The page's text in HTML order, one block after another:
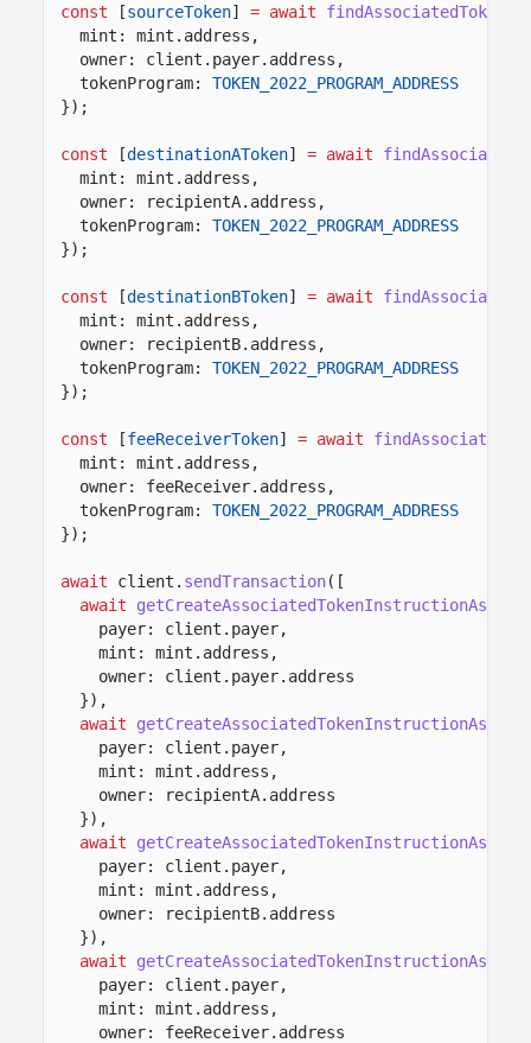
const [sourceToken] = await
mint: mint.address,
owner: client.payer.address,
tokenProgram:
TOKEN_2022_PROGRAM_ADDRESS
});
const [destinationAToken] = await
mint: mint.address,
owner: recipientA.address,
tokenProgram:
TOKEN_2022_PROGRAM_ADDRESS
});
const [destinationBToken] = await
mint: mint.address,
owner: recipientB.address,
tokenProgram:
TOKEN_2022_PROGRAM_ADDRESS
});
const [feeReceiverToken] = await
mint: mint.address,
owner: feeReceiver.address,
tokenProgram:
TOKEN_2022_PROGRAM_ADDRESS
});
await client. sendTransaction([
await
getCreateAssociatedTokenInstructionAsync
payer: client.payer,
mint: mint.address,
owner: client.payer.address
}),
await
getCreateAssociatedTokenInstructionAsync
payer: client.payer,
mint: mint.address,
owner: recipientA.address
}),
await
getCreateAssociatedTokenInstructionAsync
payer: client.payer,
mint: mint.address,
owner: recipientB.address
}),
await
getCreateAssociatedTokenInstructionAsync
payer: client.payer,
mint: mint.address,
owner: feeReceiver.address